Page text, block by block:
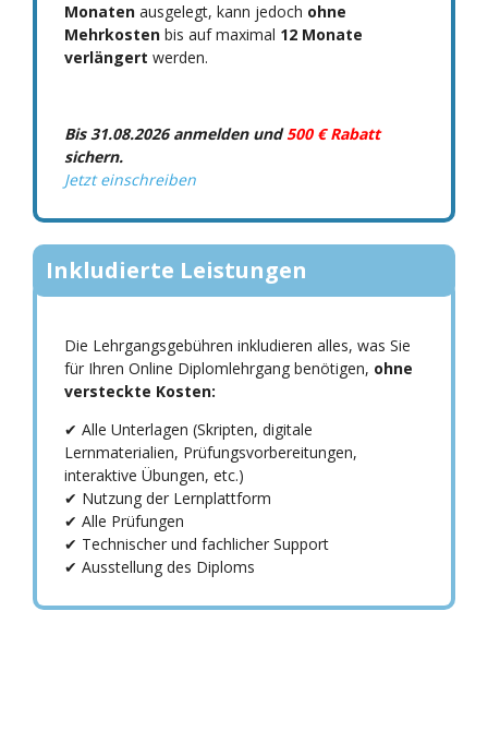
Monaten ausgelegt, kann jedoch ohne
Mehrkosten bis auf maximal 12 Monate
verlängert werden.
Bis 31.08.2026 anmelden und500 € Rabatt
sichern.
Jetzt einschreiben
Inkludierte Leistungen
Die Lehrgangsgebühren inkludieren alles, was Sie
für Ihren Online Diplomlehrgang benötigen, ohne
versteckte Kosten:
✔ Alle Unterlagen (Skripten, digitale
Lernmaterialien, Prüfungsvorbereitungen,
interaktive Übungen, etc.)
✔ Nutzung der Lernplattform
✔ Alle Prüfungen
✔ Technischer und fachlicher Support
✔ Ausstellung des Diploms